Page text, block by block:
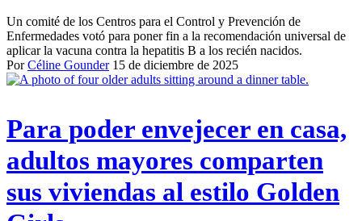
Un comité de los Centros para el Control y Prevención de
Enfermedades votó para poner fin a la recomendación universal de
aplicar la vacuna contra la hepatitis B a los recién nacidos.
PorCéline Gounder 15 de diciembre de 2025
Para poder envejecer en casa,
adultos mayores comparten
sus viviendas al estilo Golden